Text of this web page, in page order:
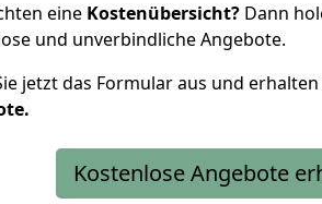
eine Kostenübersicht? Dann
und unverbindliche Angebote.
jetzt das Formular aus und erhalten
Kostenlose Angebote